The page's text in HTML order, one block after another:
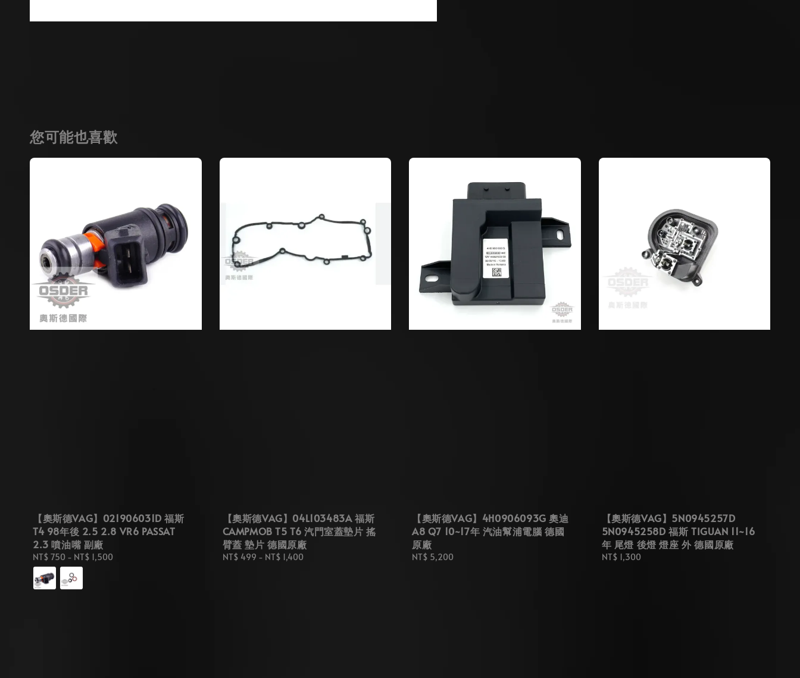
您可能也喜歡
【奧斯德VAG】021906031D 福斯
T4 98年後 2.5 2.8 VR6 PASSAT
2.3 噴油嘴 副廠
Regular
price
NT$ 750 - NT$ 1,500
【奧斯德VAG】04L103483A 福斯
CAMPMOB T5 T6 汽門室蓋墊片 搖
臂蓋 墊片 德國原廠
Regular
NT$ 499 - NT$ 1,400
【奧斯德VAG】4H0906093G 奧迪
A8 Q7 10~17年 汽油幫浦電腦 德國
原廠
Regular
NT$ 5,200
【奧斯德VAG】5N0945257D
5N0945258D 福斯 TIGUAN 11~16
年 尾燈 後燈 燈座 外 德國原廠
Regular
NT$ 1,300